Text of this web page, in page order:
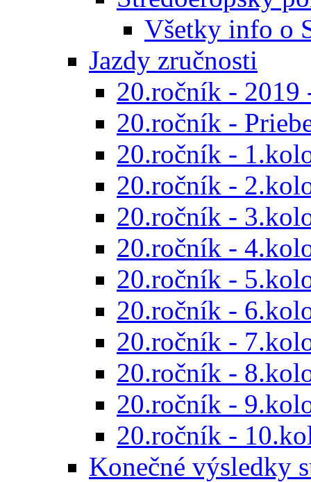
Všetky info o
Jazdy zručnosti
20.ročník - 2019
20.ročník -
20.ročník -
20.ročník -
20.ročník -
20.ročník -
20.ročník -
20.ročník -
20.ročník -
20.ročník -
20.ročník -
20.ročník -
Konečné výsledky